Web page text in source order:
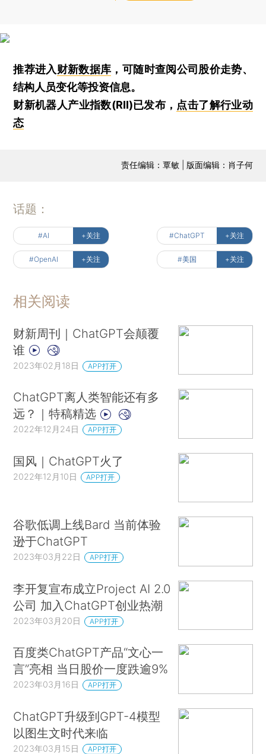
推荐进入财新数据库 ，可随时查阅公司股价走势、
结构人员变化等投资信息。
财新机器人产业指数(RII)已发布， 点击了解行业动
态
责任编辑：覃敏 | 版面编辑：肖子何
话题：
#AI +关注 #ChatGPT +关注
#OpenAI +关注 #美国 +关注
相关阅读
财新周刊｜ChatGPT会颠覆
谁
2023年02月18日 APP打开
ChatGPT离人类智能还有多
远？｜特稿精选
2022年12月24日 APP打开
国风｜ChatGPT火了
2022年12月10日 APP打开
谷歌低调上线Bard 当前体验
逊于ChatGPT
2023年03月22日 APP打开
李开复宣布成立Project AI 2.0
公司 加入ChatGPT创业热潮
2023年03月20日 APP打开
百度类ChatGPT产品“文心一
言”亮相 当日股价一度跌逾9%
2023年03月16日 APP打开
ChatGPT升级到GPT-4模型
以图生文时代来临
2023年03月15日 APP打开